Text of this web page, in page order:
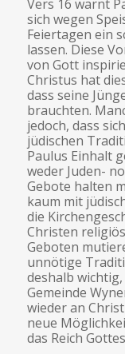
Vers 16 warnt
sich wegen
Feiertagen ein
lassen. Diese
von Gott
Christus hat
dass seine
brauchten.
jedoch, dass
jüdischen
Paulus Einhalt
weder Juden-
Gebote halten
kaum mit
die
Christen
Geboten
unnötige
deshalb
Gemeinde
wieder an
neue
das Reich